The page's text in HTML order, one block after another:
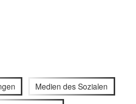
Medien des Sozialen